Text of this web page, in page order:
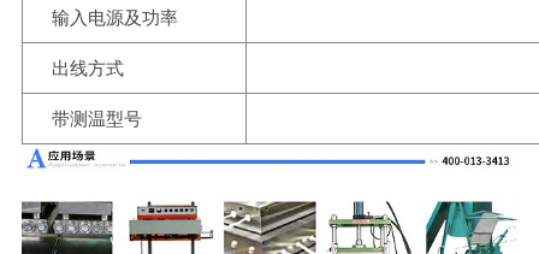
输入电源及功率
出线方式
带测温型号